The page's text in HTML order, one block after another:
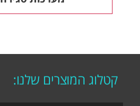
קטלוג המוצרים שלנו: